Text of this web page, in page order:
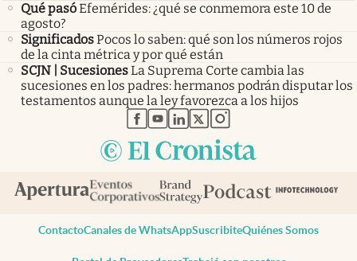
Qué pasóEfemérides: ¿qué se conmemora este 10 de
agosto?
SignificadosPocos lo saben: qué son los números rojos
de la cinta métrica y por qué están
SCJN | SucesionesLa Suprema Corte cambia las
sucesiones en los padres: hermanos podrán disputar los
testamentos aunque la ley favorezca a los hijos
abre en nueva pestaña
abre en nueva pestaña
abre en nueva pestaña
abre en nueva pestaña
abre en nueva pestaña
ContactoCanales de WhatsAppSuscribiteQuiénes Somos